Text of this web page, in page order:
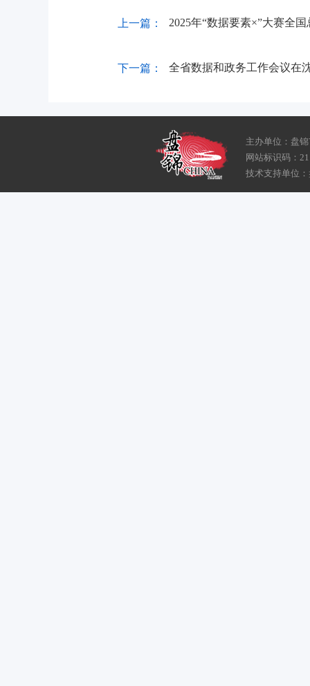
上一篇： 2025年“数据要素×”大赛全
下一篇： 全省数据和政务工作会议在
主办单位：盘
网站标识码：
技术支持单位